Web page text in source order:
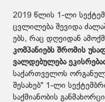
2019 წლის 1-ლი
ცვლი­ლე­ბა შე­ვიდა
ებს, რაც დღე­ი­დან
კომპანიებს შრომის
ვალდებულება
საქართველოს
შესახებ" 1-ლი
საქმიანობის